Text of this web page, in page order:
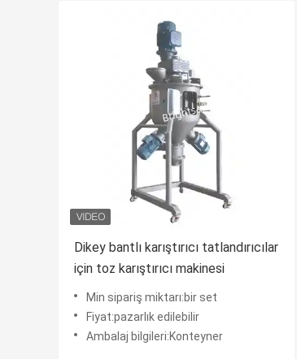
Dikey bantlı karıştırıcı tatlandırıcılar
için toz karıştırıcı makinesi
Min sipariş miktarı:bir set
Fiyat:pazarlık edilebilir
Ambalaj bilgileri:Konteyner